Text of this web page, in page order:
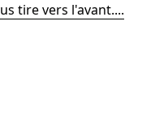
tire vers l'avant....